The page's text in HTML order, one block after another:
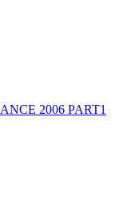
2006 PART1